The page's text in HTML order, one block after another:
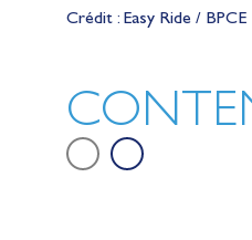
Crédit : Easy Ride / BPCE
sur le plan